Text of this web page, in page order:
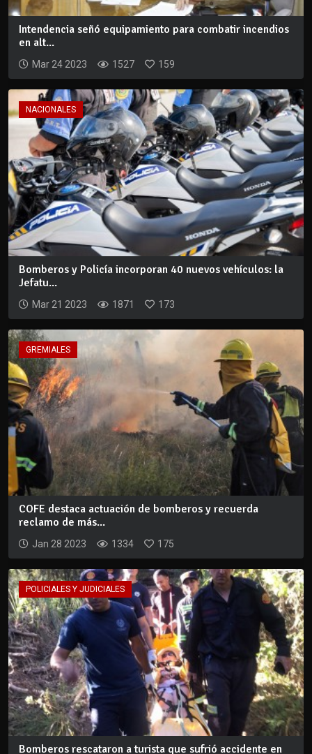
Intendencia señó equipamiento para combatir incendios
en alt...
Mar 24 2023 1527 159
NACIONALES
Bomberos y Policía incorporan 40 nuevos vehículos: la
Jefatu...
Mar 21 2023 1871 173
GREMIALES
COFE destaca actuación de bomberos y recuerda
reclamo de más...
Jan 28 2023 1334 175
POLICIALES Y JUDICIALES
Bomberos rescataron a turista que sufrió accidente en